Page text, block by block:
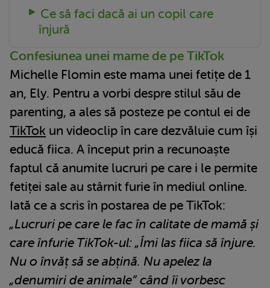
Ce să faci dacă ai un copil care
înjură
Confesiunea unei mame de pe TikTok
Michelle Flomin este mama unei fetițe de 1
an, Ely. Pentru a vorbi despre stilul său de
parenting, a ales să posteze pe contul ei de
TikTok un videoclip în care dezvăluie cum își
educă fiica. A început prin a recunoaște
faptul că anumite lucruri pe care i le permite
fetiței sale au stârnit furie în mediul online.
Iată ce a scris în postarea de pe TikTok:
„Lucruri pe care le fac în calitate de mamă și
care înfurie TikTok-ul: „Îmi las fiica să înjure.
Nu o învăț să se abțină. Nu apelez la
„denumiri de animale” când îi vorbesc